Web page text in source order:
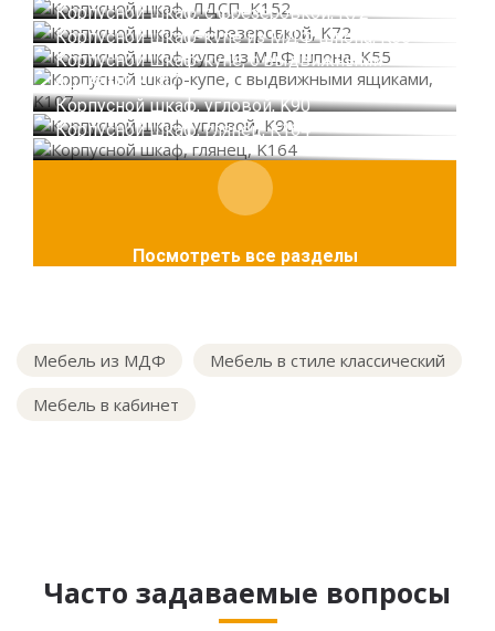
Корпусной шкаф, с фрезеровкой, K72
Корпусной шкаф-купе из МДФ шпона, K55
Корпусной шкаф-купе, с выдвижными
ящиками, K107
Корпусной шкаф, угловой, K90
Корпусной шкаф, глянец, K164
Посмотреть все разделы
Мебель из МДФ
Мебель в стиле классический
Мебель в кабинет
Часто задаваемые вопросы